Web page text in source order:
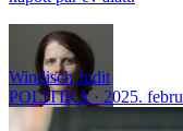
Windisch Judit
POLITIKA
2025.